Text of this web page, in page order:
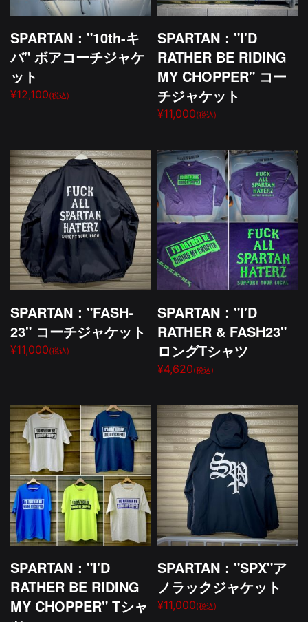
SPARTAN："10th-キ
バ" ボアコーチジャケ
ット
¥12,100(税込)
SPARTAN："I'D
RATHER BE RIDING
MY CHOPPER" コー
チジャケット
¥11,000(税込)
SPARTAN："FASH-
23" コーチジャケット
¥11,000(税込)
SPARTAN："I'D
RATHER & FASH23"
ロングTシャツ
¥4,620(税込)
SPARTAN："I'D
RATHER BE RIDING
MY CHOPPER" Tシャ
SPARTAN："SPX"ア
ノラックジャケット
¥11,000(税込)